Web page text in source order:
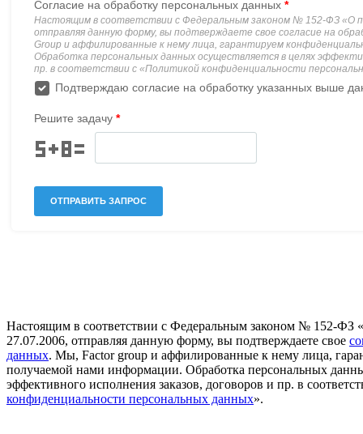
Настоящим в соответствии с Федеральным законом № 152-ФЗ
27.07.2006, отправляя данную форму, вы подтверждаете свое
данных. Мы, Factor group и аффилированные к нему лица,
получаемой нами информации. Обработка персональных
эффективного исполнения заказов, договоров и пр. в
конфиденциальности персональных данных».